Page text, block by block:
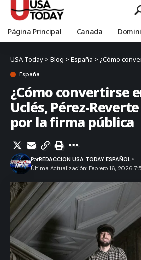
Página Principal Canada
USA Today > Blog > España > ¿Cómo convertirse en autor?
España
¿Cómo convertirse
Uclés, Pérez-
por la firma pública
Última Actualización: Febrero 16, 2026
PorREDACCION USA TODAY ESPAÑOL